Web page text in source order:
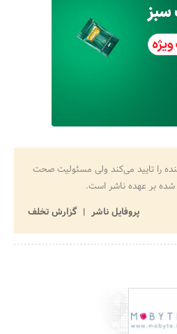
را تایید می‌کند ولی مسئولیت صحت
بر عهده ناشر است.
پروفایل ناشر
گزارش تخلف